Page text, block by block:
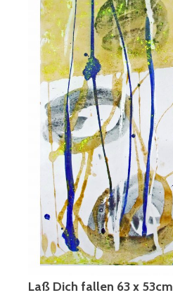
Laß Dich fallen 63 x 53cm